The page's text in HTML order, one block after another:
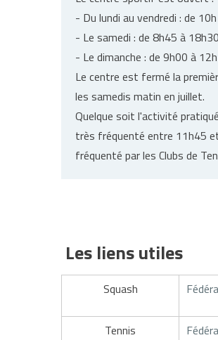
- Du lundi au vendredi : de
- Le samedi : de 8h45 à 18h30
- Le dimanche : de 9h00 à
Le centre est fermé la
les samedis matin en juillet.
Quelque soit l'activité
très fréquenté entre 11h45
fréquenté par les Clubs de
Les liens utiles
Squash
Tennis